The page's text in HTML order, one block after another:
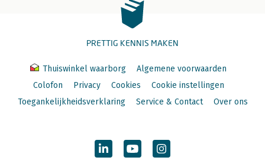
PRETTIG KENNIS MAKEN
Thuiswinkel waarborg
Algemene voorwaarden
Colofon
Privacy Cookies
Cookie instellingen
Toegankelijkheidsverklaring
Service & Contact Over ons